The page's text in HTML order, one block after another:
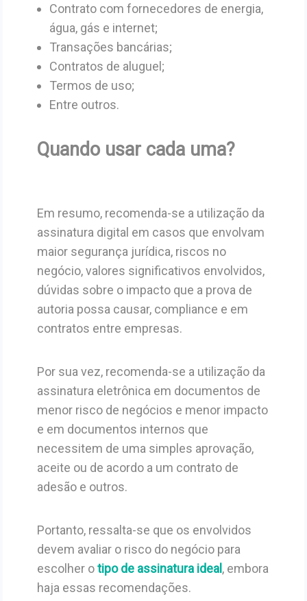
Contrato com fornecedores de energia,
água, gás e internet;
Transações bancárias;
Contratos de aluguel;
Termos de uso;
Entre outros.
Quando usar cada uma?
Em resumo, recomenda-se a utilização da
assinatura digital em casos que envolvam
maior segurança jurídica, riscos no
negócio, valores significativos envolvidos,
dúvidas sobre o impacto que a prova de
autoria possa causar, compliance e em
contratos entre empresas.
Por sua vez, recomenda-se a utilização da
assinatura eletrônica em documentos de
menor risco de negócios e menor impacto
e em documentos internos que
necessitem de uma simples aprovação,
aceite ou de acordo a um contrato de
adesão e outros.
Portanto, ressalta-se que os envolvidos
devem avaliar o risco do negócio para
escolher otipo de assinatura ideal, embora
haja essas recomendações.